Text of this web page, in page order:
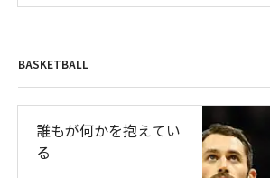
BASKETBALL
誰もが何かを抱えてい
る